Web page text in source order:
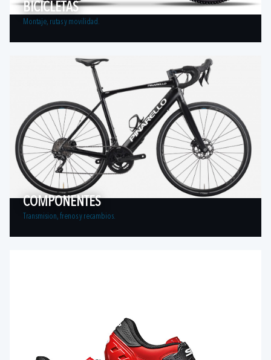
BICICLETAS
Montaje, rutas y movilidad.
COMPONENTES
Transmision, frenos y recambios.